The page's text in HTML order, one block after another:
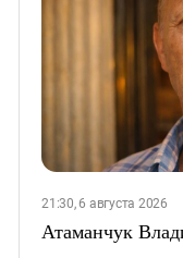
21:30, 6 августа 2026
Атаманчук